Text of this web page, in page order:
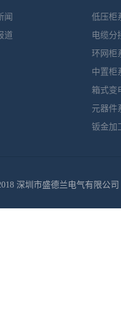
色，PE
均按深
牌，计
门要求
负载不
定输出
经试验
闻
道
低压柜
电缆分
环网柜
中置柜
箱式变
元器件
钣金加
深圳市盛德兰电气有限公司